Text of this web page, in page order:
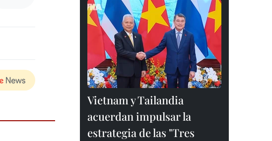
Vietnam y Tailandia
acuerdan impulsar la
estrategia de las "Tres